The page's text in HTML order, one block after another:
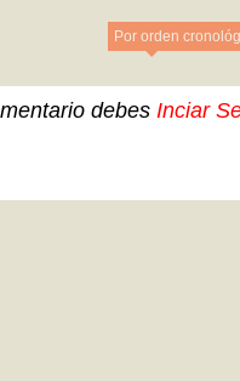
Por orden
debes Inciar